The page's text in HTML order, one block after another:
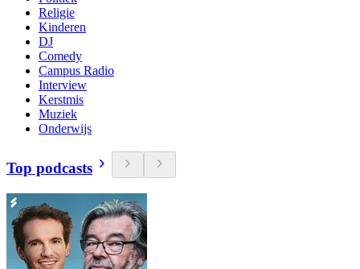
Religie
Kinderen
DJ
Comedy
Campus Radio
Interview
Kerstmis
Muziek
Onderwijs
Top podcasts